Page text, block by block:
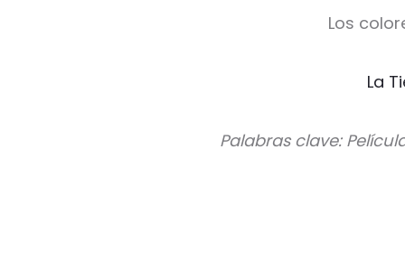
Los
La
Palabras clave: